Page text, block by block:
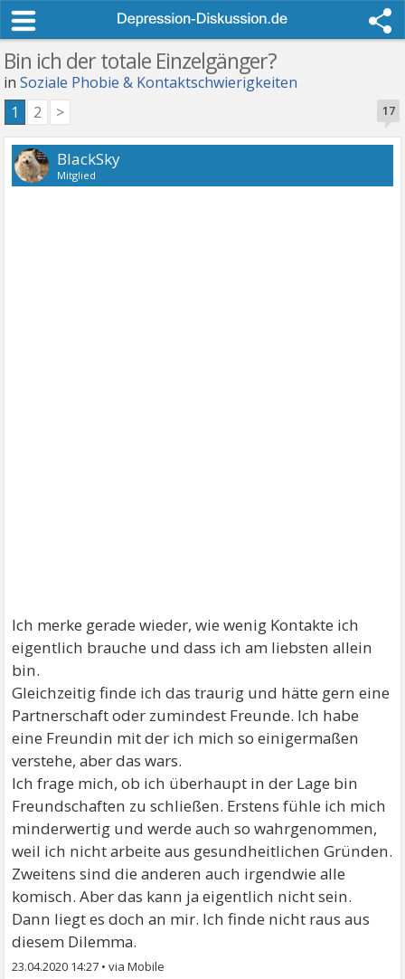
Bin ich der totale Einzelgänger?
inSoziale Phobie & Kontaktschwierigkeiten
17
1 2 >
BlackSky
Mitglied
Ich merke gerade wieder, wie wenig Kontakte ich
eigentlich brauche und dass ich am liebsten allein
bin.
Gleichzeitig finde ich das traurig und hätte gern eine
Partnerschaft oder zumindest Freunde. Ich habe
eine Freundin mit der ich mich so einigermaßen
verstehe, aber das wars.
Ich frage mich, ob ich überhaupt in der Lage bin
Freundschaften zu schließen. Erstens fühle ich mich
minderwertig und werde auch so wahrgenommen,
weil ich nicht arbeite aus gesundheitlichen Gründen.
Zweitens sind die anderen auch irgendwie alle
komisch. Aber das kann ja eigentlich nicht sein.
Dann liegt es doch an mir. Ich finde nicht raus aus
diesem Dilemma.
23.04.2020 14:27 •